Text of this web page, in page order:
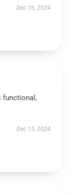
Dec 16, 2024
functional,
Dec 15, 2024